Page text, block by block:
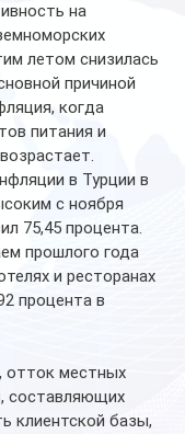
на
летом снизилась
причиной
когда
питания и
в Турции в
с ноября
75,45 процента.
прошлого года
и ресторанах
процента в
отток местных
составляющих
клиентской базы,